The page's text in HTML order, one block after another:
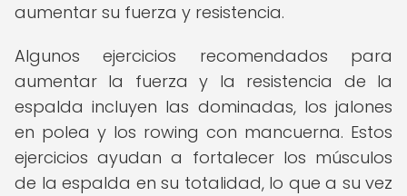
aumentar su fuerza y resistencia.
Algunos ejercicios recomendados para
aumentar la fuerza y la resistencia de la
espalda incluyen las dominadas, los jalones
en polea y los rowing con mancuerna. Estos
ejercicios ayudan a fortalecer los músculos
de la espalda en su totalidad, lo que a su vez